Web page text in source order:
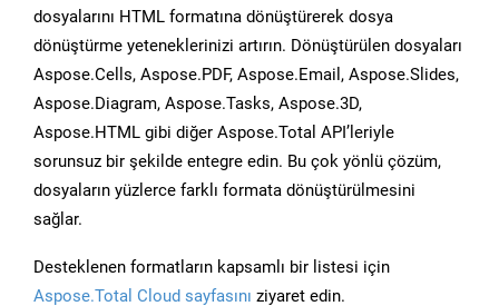
dosyalarını HTML formatına dönüştürerek dosya
dönüştürme yeteneklerinizi artırın. Dönüştürülen dosyaları
Aspose.Cells, Aspose.PDF, Aspose.Email, Aspose.Slides,
Aspose.Diagram, Aspose.Tasks, Aspose.3D,
Aspose.HTML gibi diğer Aspose.Total API’leriyle
sorunsuz bir şekilde entegre edin. Bu çok yönlü çözüm,
dosyaların yüzlerce farklı formata dönüştürülmesini
sağlar.
Desteklenen formatların kapsamlı bir listesi için
Aspose.Total Cloud sayfasını ziyaret edin.